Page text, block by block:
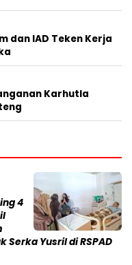
dan IAD Teken Kerja
Karhutla
4
Serka Yusril di RSPAD